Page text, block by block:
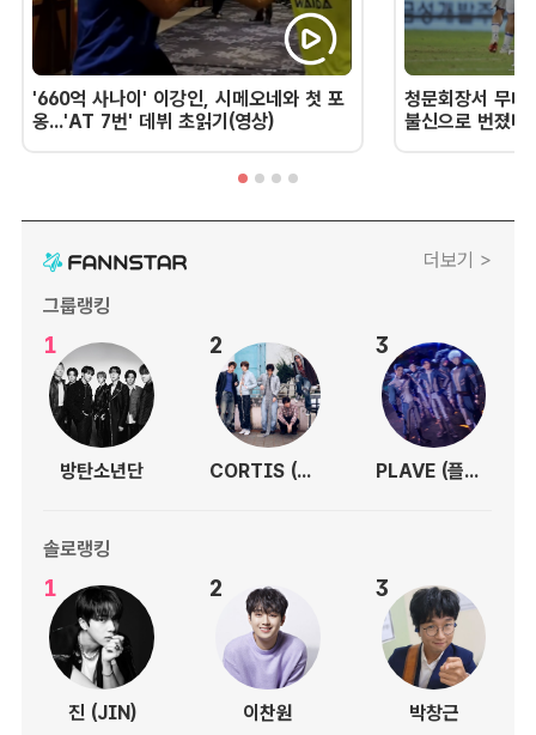
'660억 사나이' 이강인, 시메오네와 첫 포
옹...'AT 7번' 데뷔 초읽기(영상)
청문회장서 무너
불신으로 번졌
더보기 >
그룹랭킹
1
방탄소년단
2
CORTIS (코르티스)
3
PLAVE (플레이브)
솔로랭킹
1
진 (JIN)
2
이찬원
3
박창근